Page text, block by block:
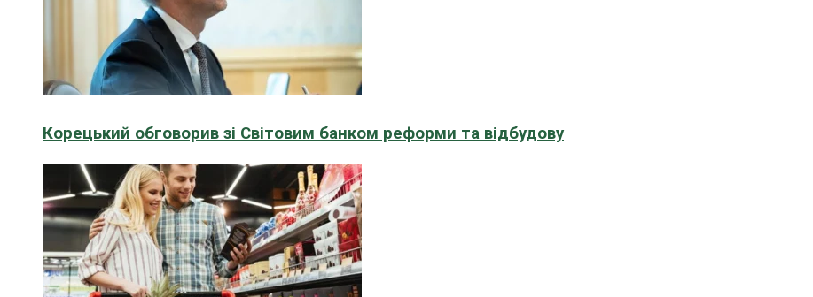
Корецький обговорив зі Світовим банком реформи та відбудову